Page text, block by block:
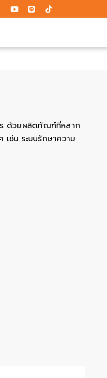
ร ด้วยผลิตภัณฑ์ที่หลาก
ช่น ระบบรักษาความ